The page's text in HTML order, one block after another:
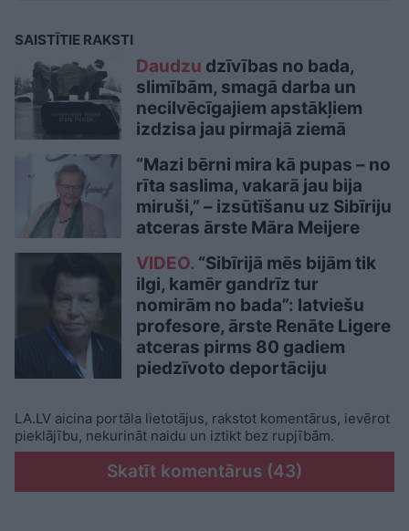
SAISTĪTIE RAKSTI
Daudzu dzīvības no bada,
slimībām, smagā darba un
necilvēcīgajiem apstākļiem
izdzisa jau pirmajā ziemā
“Mazi bērni mira kā pupas – no
rīta saslima, vakarā jau bija
miruši,” – izsūtīšanu uz Sibīriju
atceras ārste Māra Meijere
VIDEO. “Sibīrijā mēs bijām tik
ilgi, kamēr gandrīz tur
nomirām no bada”: latviešu
profesore, ārste Renāte Ligere
atceras pirms 80 gadiem
piedzīvoto deportāciju
LA.LV aicina portāla lietotājus, rakstot komentārus, ievērot
pieklājību, nekurināt naidu un iztikt bez rupjībām.
Skatīt komentārus (43)